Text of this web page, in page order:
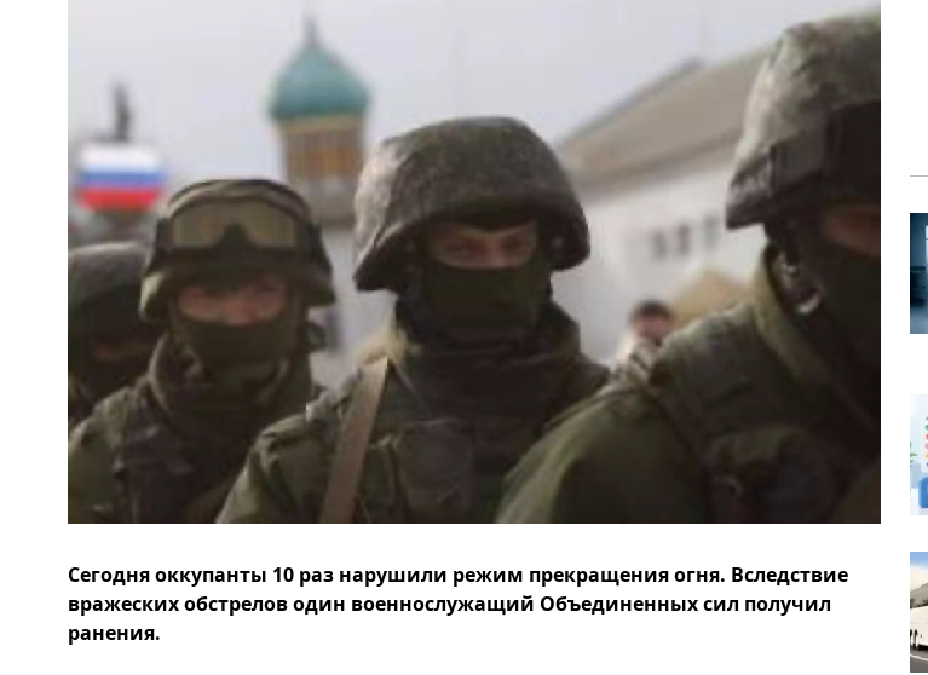
Сегодня оккупанты 10 раз нарушили режим прекращения огня. Вследствие
вражеских обстрелов один военнослужащий Объединенных сил получил
ранения.